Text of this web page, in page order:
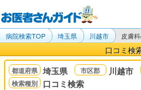
病院検索TOP 埼玉県 川越市 皮膚
口コミ検
埼玉県 川越市
口コミ検索